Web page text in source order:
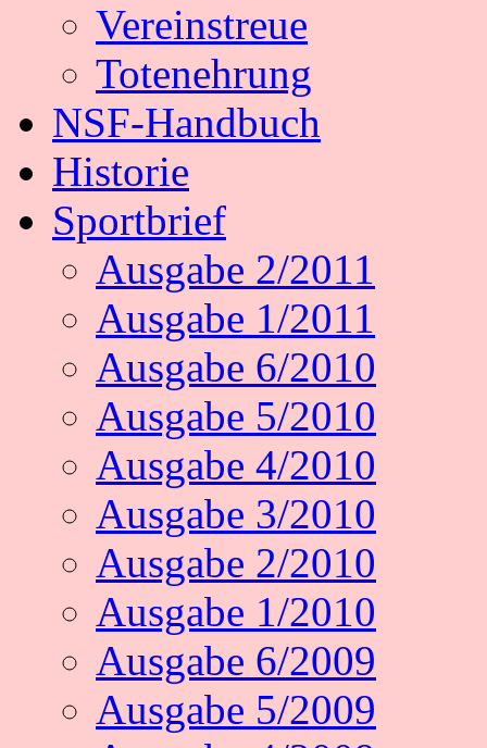
Vereinstreue
Totenehrung
NSF-Handbuch
Historie
Sportbrief
Ausgabe 2/2011
Ausgabe 1/2011
Ausgabe 6/2010
Ausgabe 5/2010
Ausgabe 4/2010
Ausgabe 3/2010
Ausgabe 2/2010
Ausgabe 1/2010
Ausgabe 6/2009
Ausgabe 5/2009